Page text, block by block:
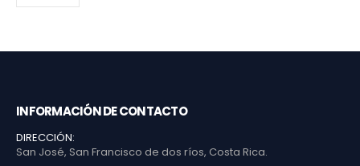
INFORMACIÓN DE CONTACTO
DIRECCIÓN:
San José, San Francisco de dos ríos, Costa Rica.